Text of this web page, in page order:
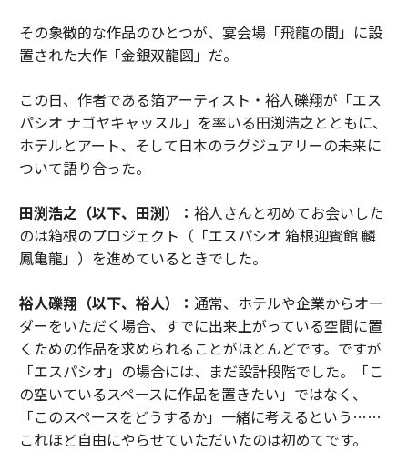
その象徴的な作品のひとつが、宴会場「飛龍の間」に設
置された大作「金銀双龍図」だ。
この日、作者である箔アーティスト・裕人礫翔が「エス
パシオ ナゴヤキャッスル」を率いる田渕浩之とともに、
ホテルとアート、そして日本のラグジュアリーの未来に
ついて語り合った。
田渕浩之（以下、田渕）： 裕人さんと初めてお会いした
のは箱根のプロジェクト（「エスパシオ 箱根迎賓館 麟
鳳亀龍」）を進めているときでした。
裕人礫翔（以下、裕人）： 通常、ホテルや企業からオー
ダーをいただく場合、すでに出来上がっている空間に置
くための作品を求められることがほとんどです。ですが
「エスパシオ」の場合には、まだ設計段階でした。「こ
の空いているスペースに作品を置きたい」ではなく、
「このスペースをどうするか」一緒に考えるという……
これほど自由にやらせていただいたのは初めてです。